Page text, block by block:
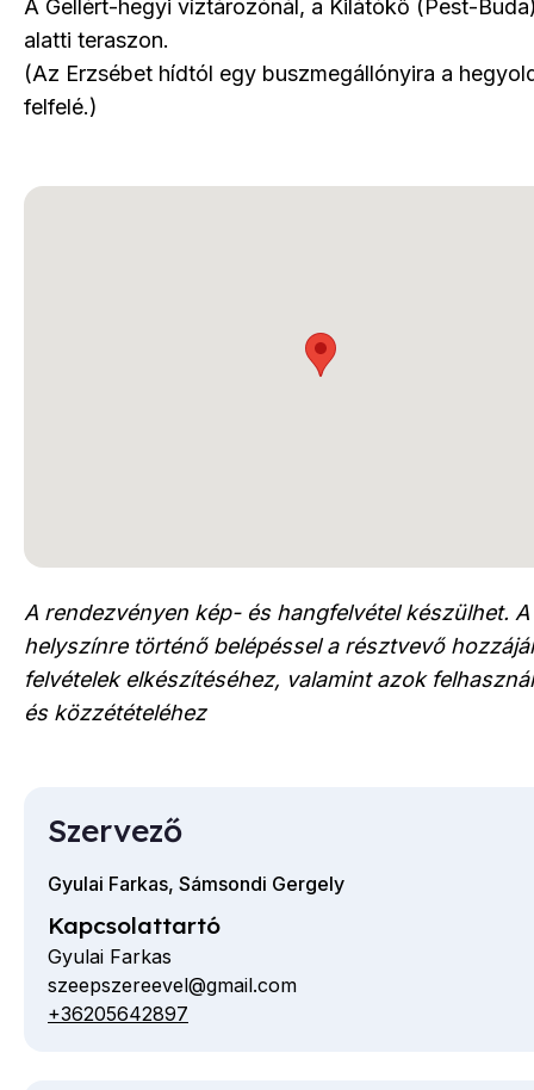
A Gellért-hegyi víztározónál, a Kilátókő (Pest-
alatti teraszon.
(Az Erzsébet hídtól egy buszmegállónyira a
felfelé.)
A rendezvényen kép- és hangfelvétel készülhet. A
helyszínre történő belépéssel a résztvevő
felvételek elkészítéséhez, valamint azok
és közzétételéhez
Szervező
Gyulai Farkas, Sámsondi Gergely
Kapcsolattartó
Gyulai Farkas
E-
mail
szeepszereevel@gmail.com
Telefon
+36205642897